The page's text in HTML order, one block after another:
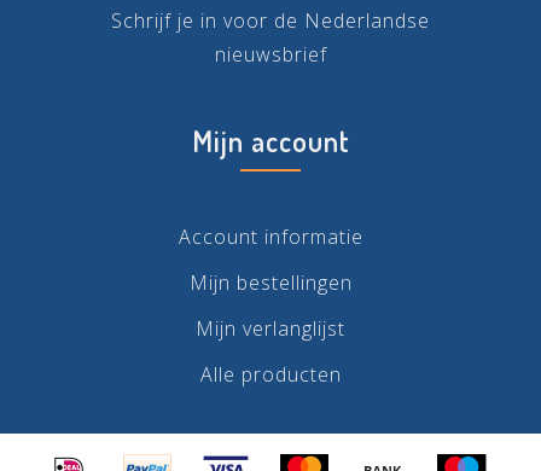
Schrijf je in voor de Nederlandse
nieuwsbrief
Mijn account
Account informatie
Mijn bestellingen
Mijn verlanglijst
Alle producten